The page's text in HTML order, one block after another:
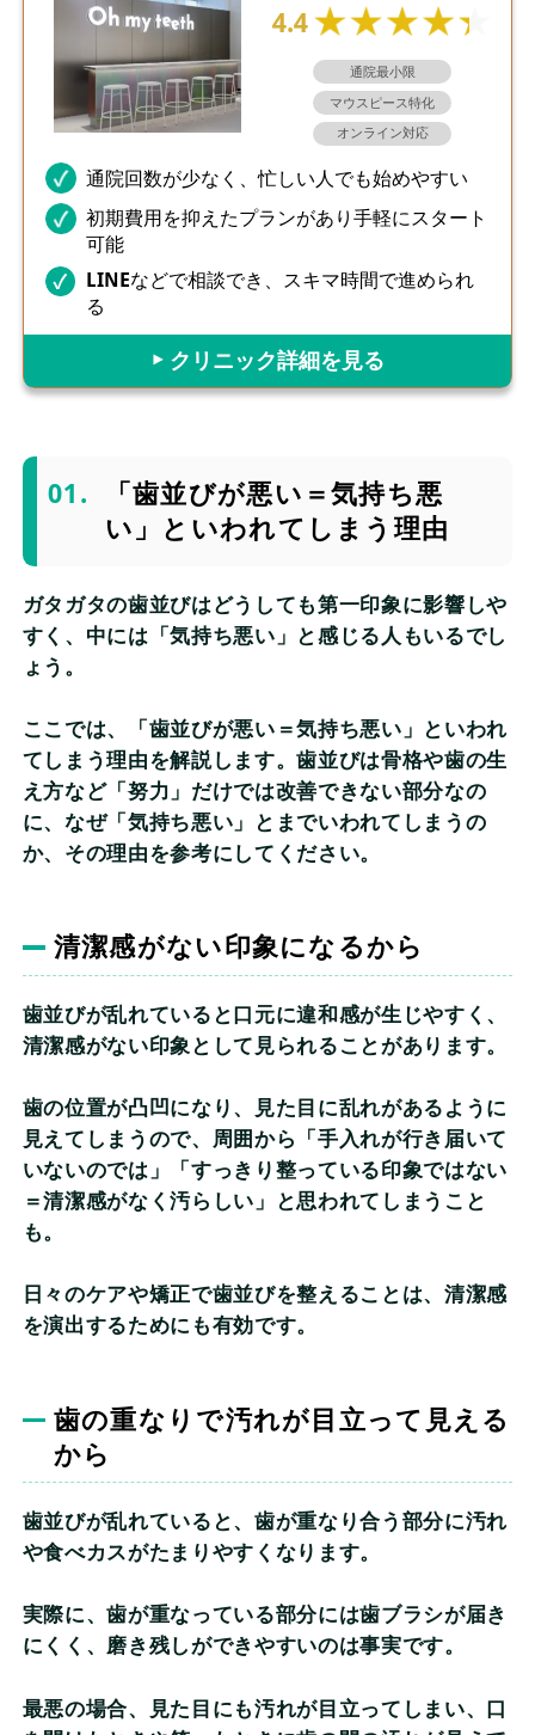
4.4
通院最小限
マウスピース特化
オンライン対応
通院回数が少なく、忙しい人でも始めやすい
初期費用を抑えたプランがあり手軽にスタート
可能
LINEなどで相談でき、スキマ時間で進められ
る
▶︎ クリニック詳細を見る
「歯並びが悪い＝気持ち悪
い」といわれてしまう理由
ガタガタの歯並びはどうしても第一印象に影響しや
すく、中には「気持ち悪い」と感じる人もいるでし
ょう。
ここでは、「歯並びが悪い＝気持ち悪い」といわれ
てしまう理由を解説します。歯並びは骨格や歯の生
え方など「努力」だけでは改善できない部分なの
に、なぜ「気持ち悪い」とまでいわれてしまうの
か、その理由を参考にしてください。
清潔感がない印象になるから
歯並びが乱れていると口元に違和感が生じやすく、
清潔感がない印象として見られることがあります。
歯の位置が凸凹になり、見た目に乱れがあるように
見えてしまうので、周囲から「手入れが行き届いて
いないのでは」「すっきり整っている印象ではない
＝清潔感がなく汚らしい」と思われてしまうこと
も。
日々のケアや矯正で歯並びを整えることは、清潔感
を演出するためにも有効です。
歯の重なりで汚れが目立って見える
から
歯並びが乱れていると、歯が重なり合う部分に汚れ
や食べカスがたまりやすくなります。
実際に、歯が重なっている部分には歯ブラシが届き
にくく、磨き残しができやすいのは事実です。
最悪の場合、見た目にも汚れが目立ってしまい、口